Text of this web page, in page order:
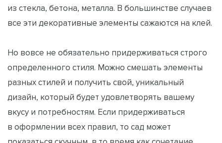
из стекла, бетона, металла. В большинстве случаев
все эти декоративные элементы сажаются на клей.
Но вовсе не обязательно придерживаться строго
определенного стиля. Можно смешать элементы
разных стилей и получить свой, уникальный
дизайн, который будет удовлетворять вашему
вкусу и потребностям. Если придерживаться
в оформлении всех правил, то сад может